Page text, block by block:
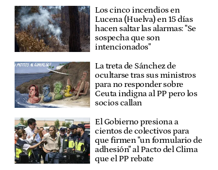
Los cinco incendios en
Lucena (Huelva) en 15 días
hacen saltar las alarmas: "Se
sospecha que son
intencionados"
La treta de Sánchez de
ocultarse tras sus ministros
para no responder sobre
Ceuta indigna al PP pero los
socios callan
El Gobierno presiona a
cientos de colectivos para
que firmen "un formulario de
adhesión" al Pacto del Clima
que el PP rebate